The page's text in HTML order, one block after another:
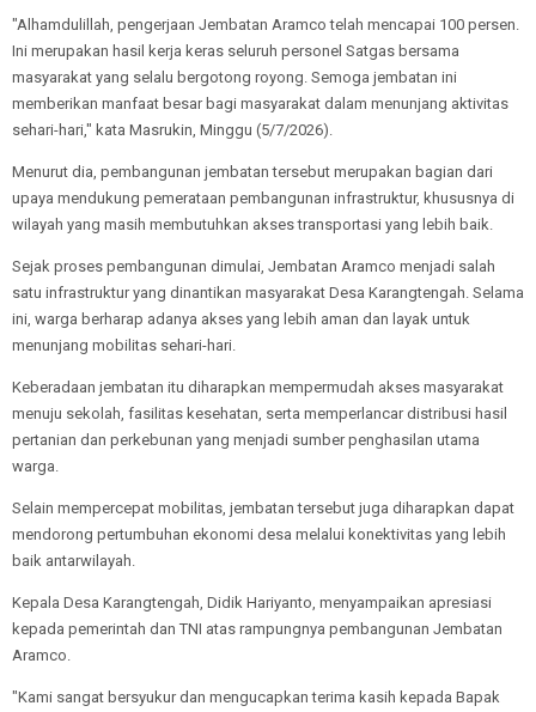
"Alhamdulillah, pengerjaan Jembatan Aramco telah mencapai 100 persen.
Ini merupakan hasil kerja keras seluruh personel Satgas bersama
masyarakat yang selalu bergotong royong. Semoga jembatan ini
memberikan manfaat besar bagi masyarakat dalam menunjang aktivitas
sehari-hari," kata Masrukin, Minggu (5/7/2026).
Menurut dia, pembangunan jembatan tersebut merupakan bagian dari
upaya mendukung pemerataan pembangunan infrastruktur, khususnya di
wilayah yang masih membutuhkan akses transportasi yang lebih baik.
Sejak proses pembangunan dimulai, Jembatan Aramco menjadi salah
satu infrastruktur yang dinantikan masyarakat Desa Karangtengah. Selama
ini, warga berharap adanya akses yang lebih aman dan layak untuk
menunjang mobilitas sehari-hari.
Keberadaan jembatan itu diharapkan mempermudah akses masyarakat
menuju sekolah, fasilitas kesehatan, serta memperlancar distribusi hasil
pertanian dan perkebunan yang menjadi sumber penghasilan utama
warga.
Selain mempercepat mobilitas, jembatan tersebut juga diharapkan dapat
mendorong pertumbuhan ekonomi desa melalui konektivitas yang lebih
baik antarwilayah.
Kepala Desa Karangtengah, Didik Hariyanto, menyampaikan apresiasi
kepada pemerintah dan TNI atas rampungnya pembangunan Jembatan
Aramco.
"Kami sangat bersyukur dan mengucapkan terima kasih kepada Bapak